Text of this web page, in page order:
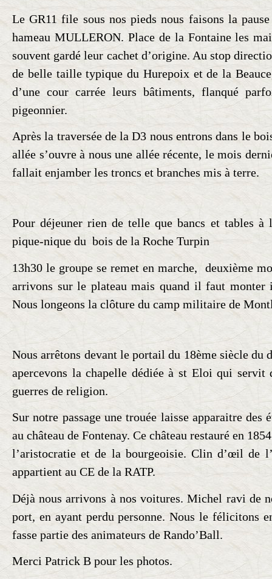
Le GR11 file sous nos pieds nous faisons la
hameau MULLERON. Place de la Fontaine les
souvent gardé leur cachet d’origine. Au stop
de belle taille typique du Hurepoix et de la
d’une cour carrée leurs bâtiments, flanqué
pigeonnier.
Après la traversée de la D3 nous entrons dans le
allée s’ouvre à nous une allée récente, le mois
fallait enjamber les troncs et branches mis à terre.
Pour déjeuner rien de telle que bancs et tables à
pique-nique du bois de la Roche Turpin
13h30 le groupe se remet en marche, deuxième
arrivons sur le plateau mais quand il faut monter
Nous longeons la clôture du camp militaire de
Nous arrêtons devant le portail du 18ème siècle du
apercevons la chapelle dédiée à st Eloi qui servit
guerres de religion.
Sur notre passage une trouée laisse apparaitre des
au château de Fontenay. Ce château restauré en
l’aristocratie et de la bourgeoisie. Clin d’œil de
appartient au CE de la RATP.
Déjà nous arrivons à nos voitures. Michel ravi de
port, en ayant perdu personne. Nous le félicitons
fasse partie des animateurs de Rando’Ball.
Merci Patrick B pour les photos.